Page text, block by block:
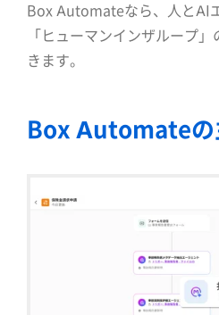
Box Automateなら、人とAI
「ヒューマンインザループ
きます。
Box Automateの